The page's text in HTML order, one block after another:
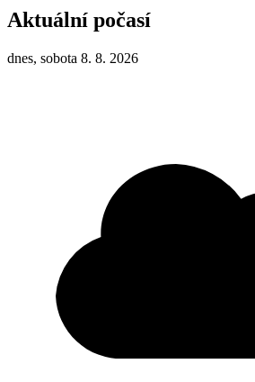
Aktuální počasí
dnes, sobota 8. 8. 2026